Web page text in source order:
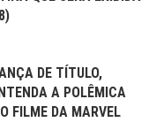
DE TÍTULO,
A POLÊMICA
FILME DA MARVEL